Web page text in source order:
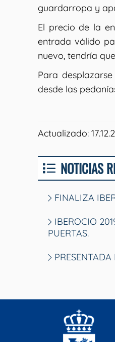
guardarropa y
El precio de la
entrada válido
nuevo, tendría
Para
desde las
Actualizado:
NOTICIAS
FINALIZA
IBEROCIO
PUERTAS.